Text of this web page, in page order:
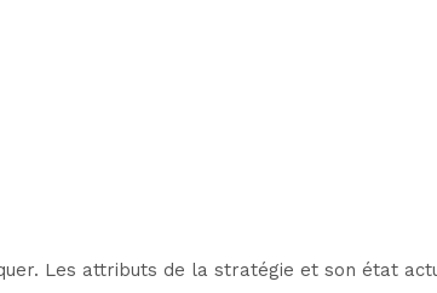
Les attributs de la stratégie et son état